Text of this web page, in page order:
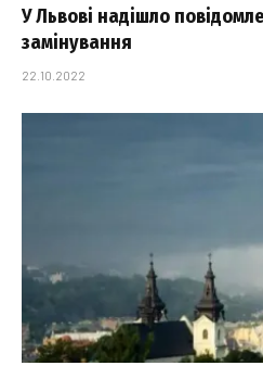
У Львові надішло
замінування
22.10.2022